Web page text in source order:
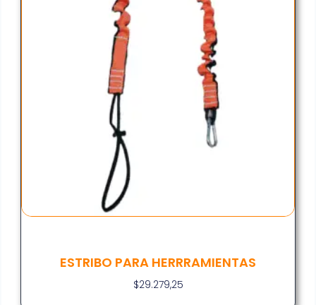
ESTRIBO PARA HERRRAMIENTAS
$29.279,25